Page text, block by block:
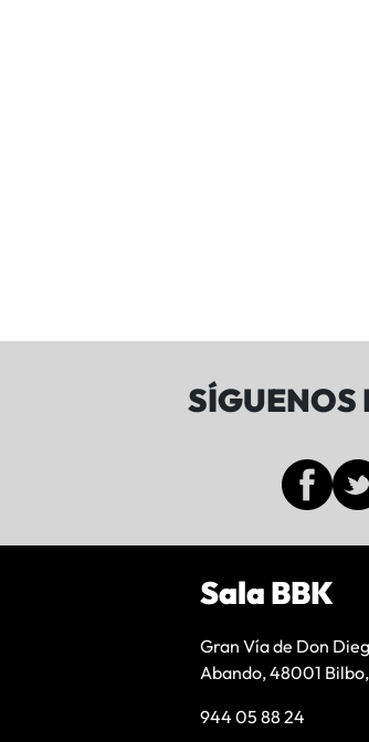
SÍGUENOS
Sala BBK
Gran Vía de Don
Abando, 48001
944 05 88 24